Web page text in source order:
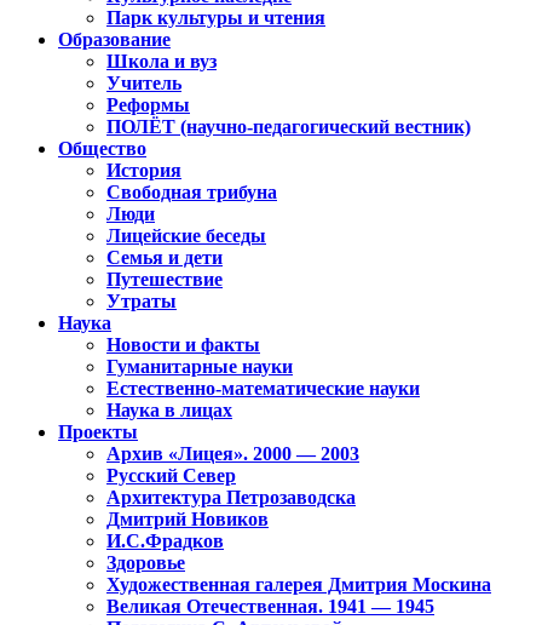
Парк культуры и чтения
Образование
Школа и вуз
Учитель
Реформы
ПОЛЁТ (научно-педагогический вестник)
Общество
История
Свободная трибуна
Люди
Лицейские беседы
Семья и дети
Путешествие
Утраты
Наука
Новости и факты
Гуманитарные науки
Естественно-математические науки
Наука в лицах
Проекты
Архив «Лицея». 2000 — 2003
Русский Север
Архитектура Петрозаводска
Дмитрий Новиков
И.С.Фрадков
Здоровье
Художественная галерея Дмитрия Москина
Великая Отечественная. 1941 — 1945